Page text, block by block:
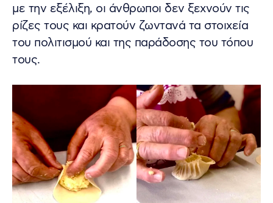
με την εξέλιξη, οι άνθρωποι δεν ξεχνούν τις
ρίζες τους και κρατούν ζωντανά τα στοιχεία
του πολιτισμού και της παράδοσης του τόπου
τους.